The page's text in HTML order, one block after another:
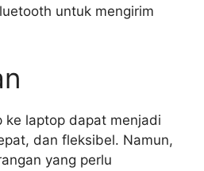
untuk mengirim
ke laptop dapat menjadi
dan fleksibel. Namun,
yang perlu